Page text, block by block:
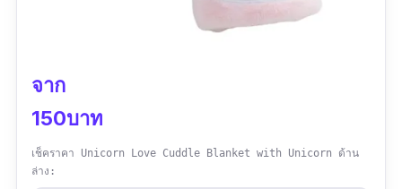
จาก
150บาท
เช็คราคา Unicorn Love Cuddle Blanket with Unicorn ด้าน
ล่าง: